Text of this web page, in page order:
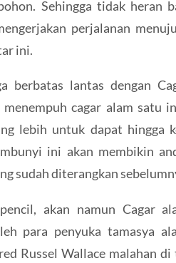
Sehingga tidak heran
perjalanan
ini.
berbatas lantas dengan
cagar alam satu
lebih untuk dapat hingga
ini akan membikin
sudah diterangkan
akan namun Cagar
para penyuka tamasya
Russel Wallace malahan di